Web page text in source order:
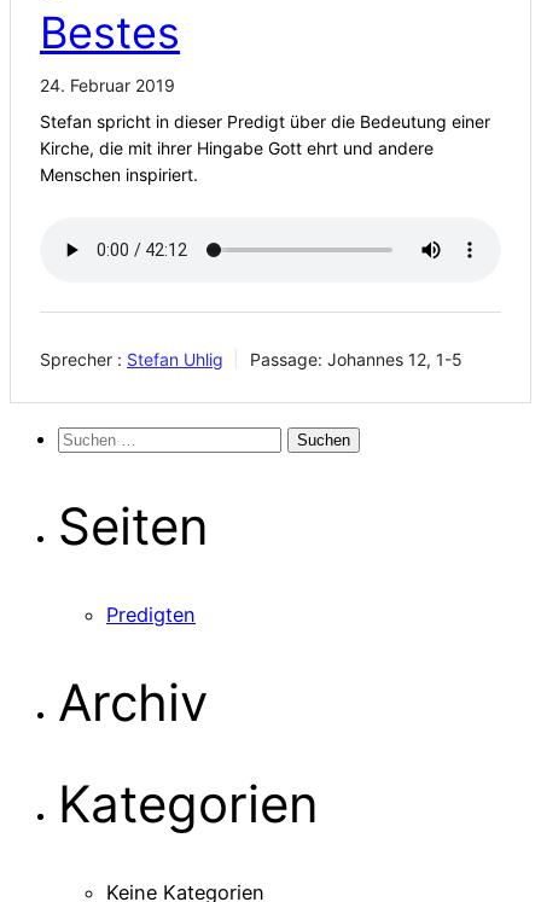
Bestes
24. Februar 2019
Stefan spricht in dieser Predigt über die Bedeutung einer
Kirche, die mit ihrer Hingabe Gott ehrt und andere
Menschen inspiriert.
Sprecher : Stefan Uhlig Passage: Johannes 12, 1-5
Suchen
Seiten
Predigten
Archiv
Kategorien
Keine Kategorien